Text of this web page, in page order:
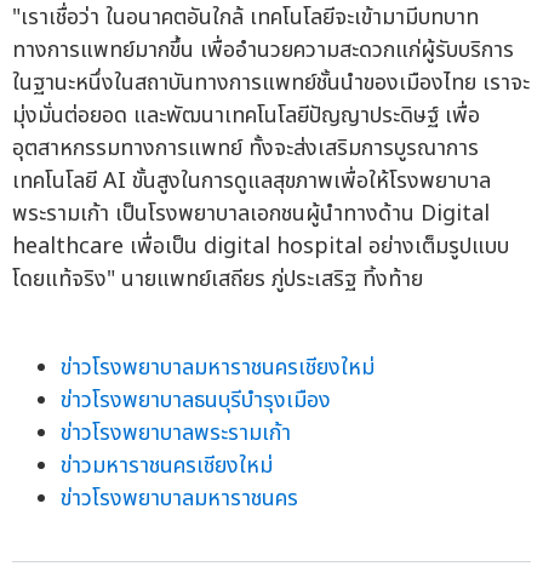
"เราเชื่อว่า ในอนาคตอันใกล้ เทคโนโลยีจะเข้ามามีบทบาท
ทางการแพทย์มากขึ้น เพื่ออำนวยความสะดวกแก่ผู้รับบริการ
ในฐานะหนึ่งในสถาบันทางการแพทย์ชั้นนำของเมืองไทย เราจะ
มุ่งมั่นต่อยอด และพัฒนาเทคโนโลยีปัญญาประดิษฐ์ เพื่อ
อุตสาหกรรมทางการแพทย์ ทั้งจะส่งเสริมการบูรณาการ
เทคโนโลยี AI ขั้นสูงในการดูแลสุขภาพเพื่อให้โรงพยาบาล
พระรามเก้า เป็นโรงพยาบาลเอกชนผู้นำทางด้าน Digital
healthcare เพื่อเป็น digital hospital อย่างเต็มรูปแบบ
โดยแท้จริง" นายแพทย์เสถียร ภู่ประเสริฐ ทิ้งท้าย
ข่าวโรงพยาบาลมหาราชนครเชียงใหม่
ข่าวโรงพยาบาลธนบุรีบำรุงเมือง
ข่าวโรงพยาบาลพระรามเก้า
ข่าวมหาราชนครเชียงใหม่
ข่าวโรงพยาบาลมหาราชนคร